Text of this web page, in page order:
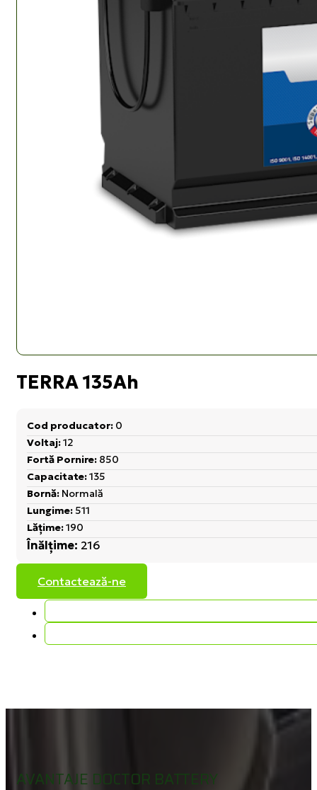
TERRA 135Ah
Cod producator: 0
Voltaj:12
Fortă Pornire: 850
Capacitate:135
Bornă: Normală
Lungime: 511
Lățime:190
Înălțime: 216
Contactează-ne
AVANTAJE DOCTOR BATTERY